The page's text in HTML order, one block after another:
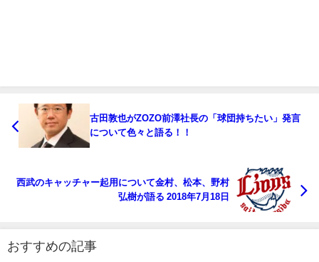
古田敦也がZOZO前澤社長の「球団持ちたい」発言
について色々と語る！！
西武のキャッチャー起用について金村、松本、野村
弘樹が語る 2018年7月18日
おすすめの記事